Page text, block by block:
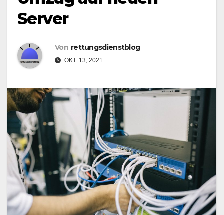
Server
Von rettungsdienstblog
OKT. 13, 2021